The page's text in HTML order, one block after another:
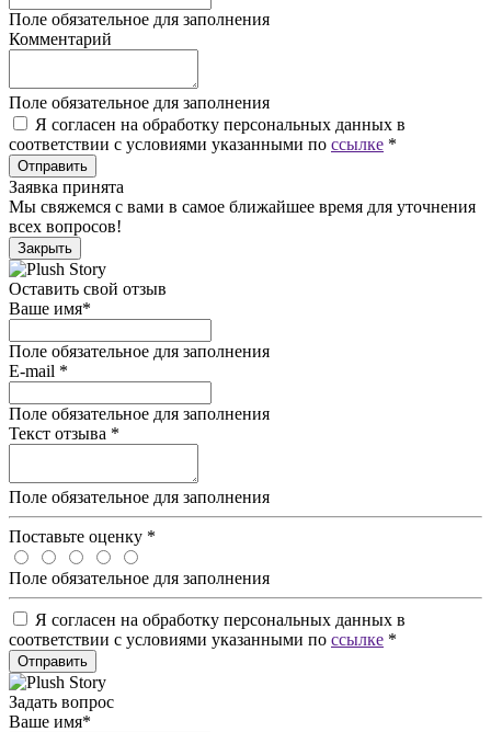
Поле обязательное для заполнения
Комментарий
Поле обязательное для заполнения
Я согласен на обработку персональных данных в
соответствии с условиями указанными по ссылке *
Отправить
Заявка принята
Мы свяжемся с вами в самое ближайшее время для уточнения
всех вопросов!
Закрыть
Оставить свой отзыв
Ваше имя*
Поле обязательное для заполнения
E-mail *
Поле обязательное для заполнения
Текст отзыва *
Поле обязательное для заполнения
Поставьте оценку *
Поле обязательное для заполнения
Я согласен на обработку персональных данных в
соответствии с условиями указанными по ссылке *
Отправить
Задать вопрос
Ваше имя*